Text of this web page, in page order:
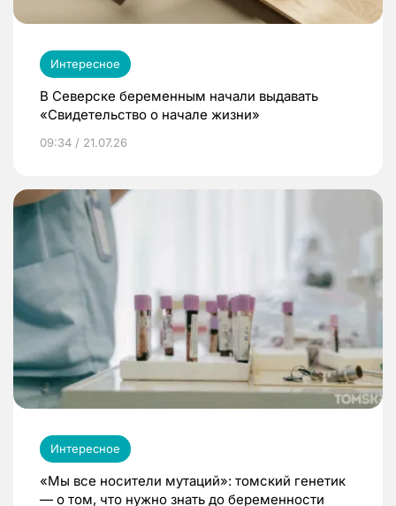
Интересное
В Северске беременным начали выдавать
«Свидетельство о начале жизни»
09:34 / 21.07.26
Интересное
«Мы все носители мутаций»: томский генетик
— о том, что нужно знать до беременности